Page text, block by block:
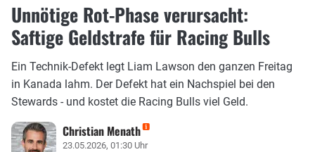
Unnötige Rot-Phase verursacht:
Saftige Geldstrafe für Racing Bulls
Ein Technik-Defekt legt Liam Lawson den ganzen Freitag
in Kanada lahm. Der Defekt hat ein Nachspiel bei den
Stewards - und kostet die Racing Bulls viel Geld.
Christian Menath
23.05.2026, 01:30 Uhr